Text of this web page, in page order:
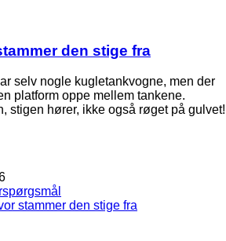
den stige fra
selv nogle kugletankvogne, men der
platform oppe mellem tankene.
stigen hører, ikke også røget på gulvet!
stammer den stige fra